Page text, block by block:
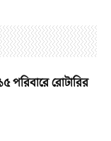
পরিবারে রোটারির